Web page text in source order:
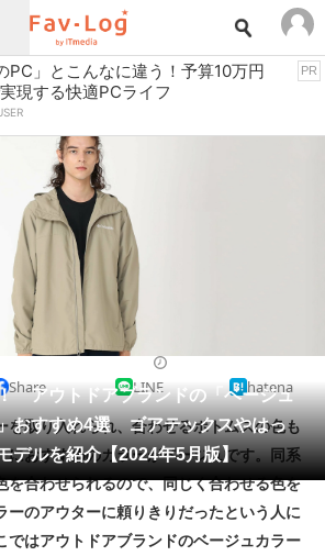
一覧
アウトドア用品
おもちゃ・ホビー
キッチン家電
ゲーム
スイーツ・お菓子
スマホ・携帯電話
ファッション
家電
本・DVD・CD
生活用品
美容・コスメ
PC」とこんなに違う！予算10万円
現する快適PCライフ
PR
アウトドアブランドの「ベージュ
おすすめ4選 ゴアテックスやはっ
デルを紹介【2024年5月版】
Share LINE hatena
を取り入れられ、合わせるボトムスの色も
におすすめのカラーがベージュです。同系
を合わせられるので、同じく合わせる色を
ーのアウターに頼りきりだったという人に
ではアウトドアブランドのベージュカラー